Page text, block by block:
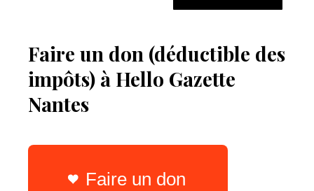
Faire un don (déductible des
impôts) à Hello Gazette
Nantes
Faire un don